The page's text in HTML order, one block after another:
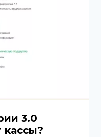
3.0
кассы?